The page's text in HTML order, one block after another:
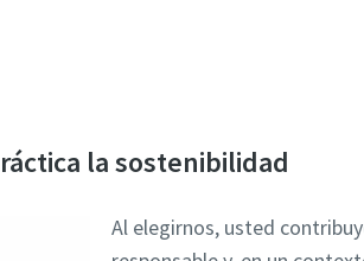
la sostenibilidad
Al elegirnos, usted